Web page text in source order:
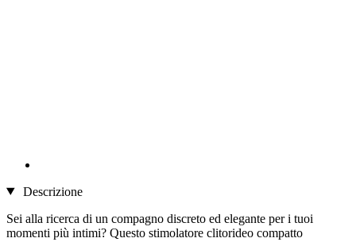
Descrizione
Sei alla ricerca di un compagno discreto ed elegante per i tuoi
momenti più intimi? Questo stimolatore clitorideo compatto